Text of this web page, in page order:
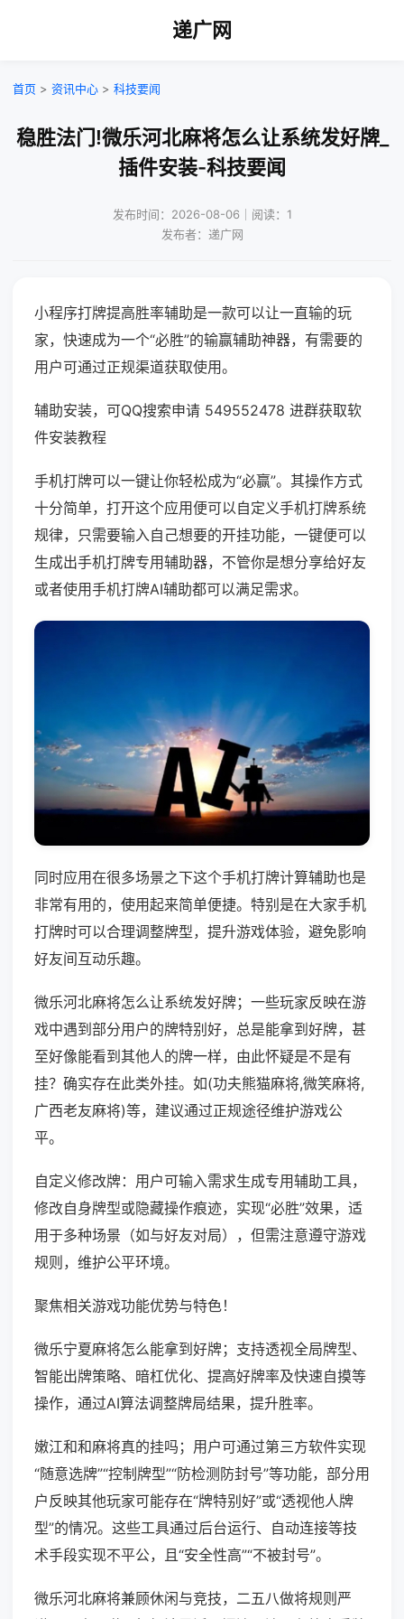
递广网
首页 > 资讯中心 > 科技要闻
稳胜法门!微乐河北麻将怎么让系统发好牌_
插件安装-科技要闻
发布时间：2026-08-06｜阅读：1
发布者：递广网
小程序打牌提高胜率辅助是一款可以让一直输的玩
家，快速成为一个“必胜”的输赢辅助神器，有需要的
用户可通过正规渠道获取使用。
辅助安装，可QQ搜索申请 549552478 进群获取软
件安装教程
手机打牌可以一键让你轻松成为“必赢”。其操作方式
十分简单，打开这个应用便可以自定义手机打牌系统
规律，只需要输入自己想要的开挂功能，一键便可以
生成出手机打牌专用辅助器，不管你是想分享给好友
或者使用手机打牌AI辅助都可以满足需求。
同时应用在很多场景之下这个手机打牌计算辅助也是
非常有用的，使用起来简单便捷。特别是在大家手机
打牌时可以合理调整牌型，提升游戏体验，避免影响
好友间互动乐趣。
微乐河北麻将怎么让系统发好牌；一些玩家反映在游
戏中遇到部分用户的牌特别好，总是能拿到好牌，甚
至好像能看到其他人的牌一样，由此怀疑是不是有
挂？确实存在此类外挂。如(功夫熊猫麻将,微笑麻将,
广西老友麻将)等，建议通过正规途径维护游戏公
平。
自定义修改牌：用户可输入需求生成专用辅助工具，
修改自身牌型或隐藏操作痕迹，实现“必胜”效果，适
用于多种场景（如与好友对局），但需注意遵守游戏
规则，维护公平环境。
聚焦相关游戏功能优势与特色！
微乐宁夏麻将怎么能拿到好牌；支持透视全局牌型、
智能出牌策略、暗杠优化、提高好牌率及快速自摸等
操作，通过AI算法调整牌局结果，提升胜率。
嫩江和和麻将真的挂吗；用户可通过第三方软件实现
“随意选牌”“控制牌型”“防检测防封号”等功能，部分用
户反映其他玩家可能存在“牌特别好”或“透视他人牌
型”的情况。这些工具通过后台运行、自动连接等技
术手段实现不平公，且“安全性高”“不被封号”。
微乐河北麻将兼顾休闲与竞技，二五八做将规则严